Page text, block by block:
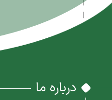
درباره ما